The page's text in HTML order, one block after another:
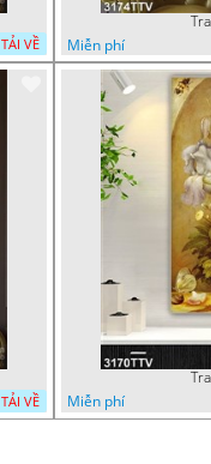
TẢI VỀ
Miễn phí
TẢI VỀ
Miễn phí